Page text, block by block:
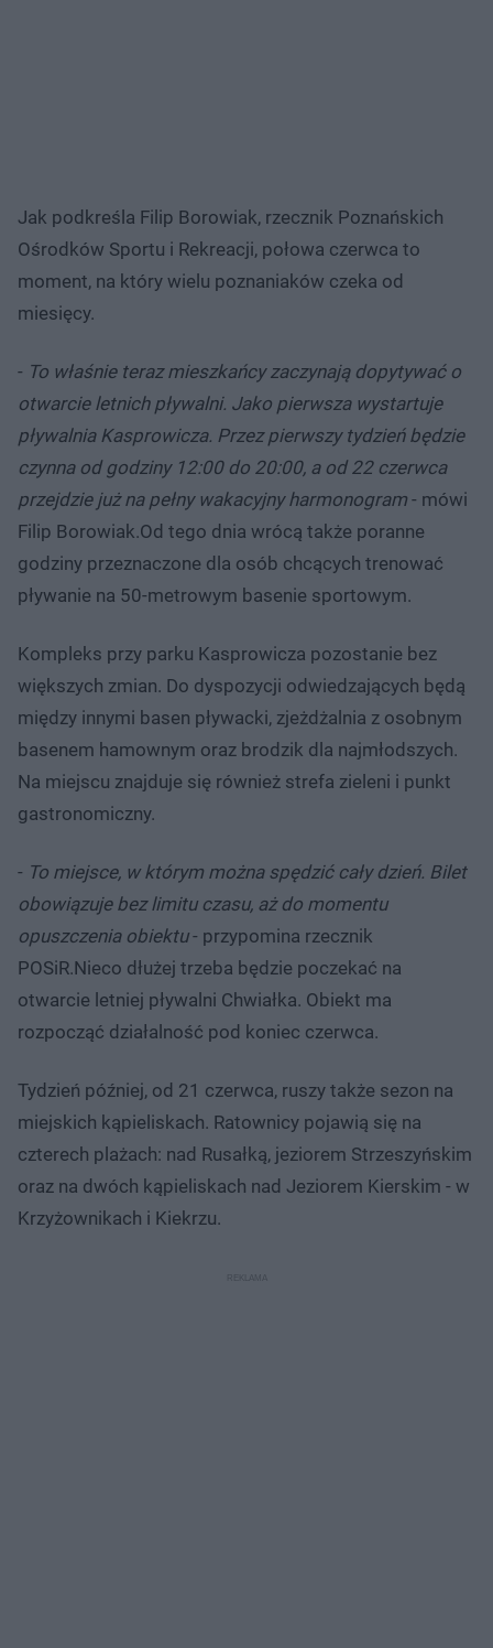
Jak podkreśla Filip Borowiak, rzecznik Poznańskich
Ośrodków Sportu i Rekreacji, połowa czerwca to
moment, na który wielu poznaniaków czeka od
miesięcy.
- To właśnie teraz mieszkańcy zaczynają dopytywać o
otwarcie letnich pływalni. Jako pierwsza wystartuje
pływalnia Kasprowicza. Przez pierwszy tydzień będzie
czynna od godziny 12:00 do 20:00, a od 22 czerwca
przejdzie już na pełny wakacyjny harmonogram - mówi
Filip Borowiak.Od tego dnia wrócą także poranne
godziny przeznaczone dla osób chcących trenować
pływanie na 50-metrowym basenie sportowym.
Kompleks przy parku Kasprowicza pozostanie bez
większych zmian. Do dyspozycji odwiedzających będą
między innymi basen pływacki, zjeżdżalnia z osobnym
basenem hamownym oraz brodzik dla najmłodszych.
Na miejscu znajduje się również strefa zieleni i punkt
gastronomiczny.
- To miejsce, w którym można spędzić cały dzień. Bilet
obowiązuje bez limitu czasu, aż do momentu
opuszczenia obiektu- przypomina rzecznik
POSiR.Nieco dłużej trzeba będzie poczekać na
otwarcie letniej pływalni Chwiałka. Obiekt ma
rozpocząć działalność pod koniec czerwca.
Tydzień później, od 21 czerwca, ruszy także sezon na
miejskich kąpieliskach. Ratownicy pojawią się na
czterech plażach: nad Rusałką, jeziorem Strzeszyńskim
oraz na dwóch kąpieliskach nad Jeziorem Kierskim - w
Krzyżownikach i Kiekrzu.